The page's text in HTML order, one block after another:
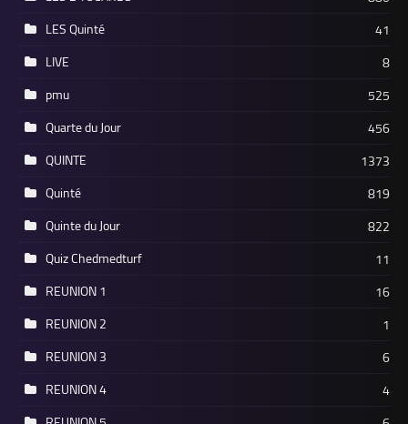
LES Quinté
41
LIVE
8
pmu
525
Quarte du Jour
456
QUINTE
1373
Quinté
819
Quinte du Jour
822
Quiz Chedmedturf
11
REUNION 1
16
REUNION 2
1
REUNION 3
6
REUNION 4
4